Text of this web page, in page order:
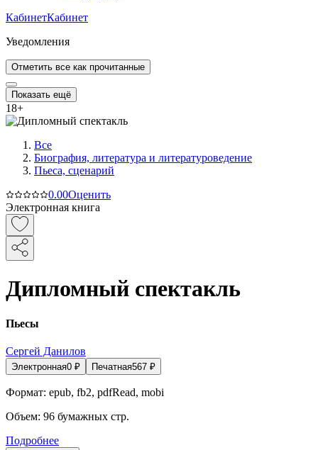
КабинетКабинет
Уведомления
Отметить все как прочитанные
Показать ещё
18+
Все
Биография, литература и литературоведение
Пьеса, сценарий
0.00Оценить
Электронная книга
Дипломный спектакль
Пьесы
Сергей Данилов
Электронная0 ₽ Печатная567 ₽
Формат: epub, fb2, pdfRead, mobi
Объем: 96 бумажных стр.
Подробнее